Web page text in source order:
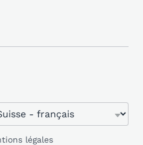
légales